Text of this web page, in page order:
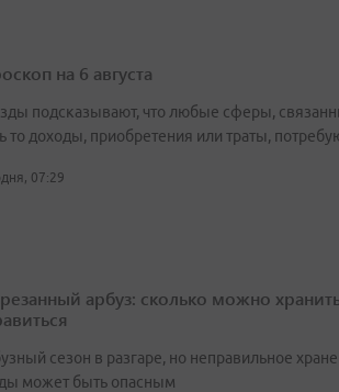
на 6 августа
подсказывают, что любые сферы,
то доходы, приобретения или траты,
07:29
арбуз: сколько можно
сезон в разгаре, но неправильное
может быть опасным